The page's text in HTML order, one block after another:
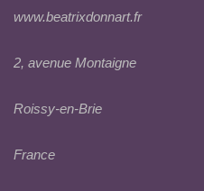
www.beatrixdonnart.fr
2, avenue Montaigne
Roissy-en-Brie
France